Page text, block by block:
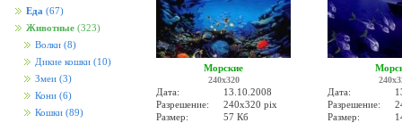
Еда (67)
Животные (323)
Волки (8)
Дикие кошки (10)
Змеи (3)
Кони (6)
Кошки (89)
Морские
240x320
Дата:
13.10.2008
Разрешение:
240x320 pix
Размер:
57 Кб
Дата:
Разрешение:
Размер: